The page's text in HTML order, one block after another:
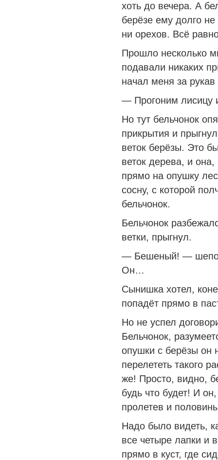
хоть до вечера. А
берёзе ему долго
ни орехов. Всё
Прошло несколько
подавали никаких
начал меня за рукав
— Прогоним лисицу
Но тут бельчонок
прикрытия и
веток берёзы. Это
веток дерева, и она,
прямо на опушку
сосну, с которой
бельчонок.
Бельчонок
ветки, прыгнул.
— Бешеный! —
Он…
Сынишка хотел,
попадёт прямо в
Но не успел
Бельчонок,
опушки с берёзы он
перелететь такого
же! Просто, видно,
будь что будет! И
пролетев и
Надо было видеть,
все четыре лапки и
прямо в куст, где